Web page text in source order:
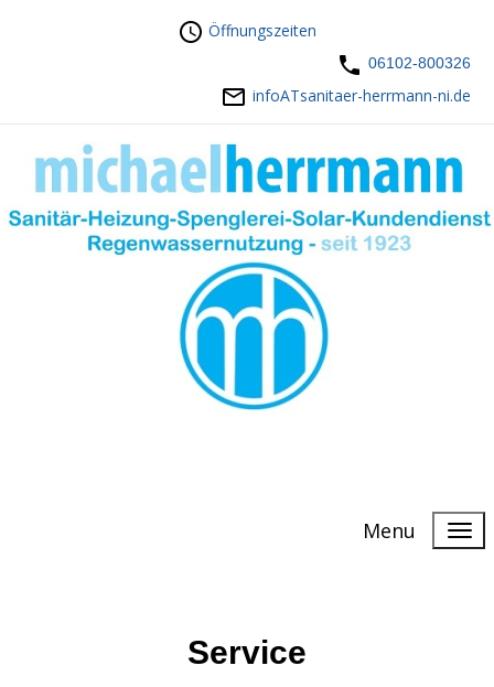
Öffnungszeiten
06102-800326
infoATsanitaer-herrmann-ni.de
Menu
Service